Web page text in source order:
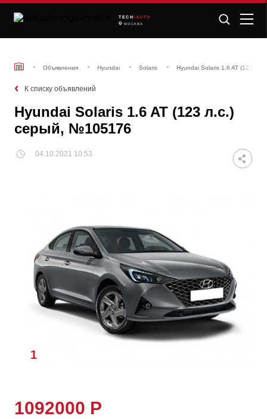
TECH /AUTO
МОСКВА
Объявления Hyundai Solaris Hyundai Solaris 1.6 AT (123
К списку объявлений
Hyundai Solaris 1.6 AT (123 л.с.)
серый, №105176
04.10.2021 10:53
1
1092000 Р